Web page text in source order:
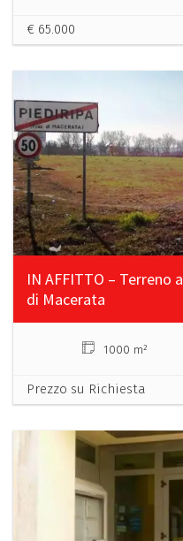
€ 65.000
IN AFFITTO –
di Macerata
1000 m²
Prezzo su Richiesta